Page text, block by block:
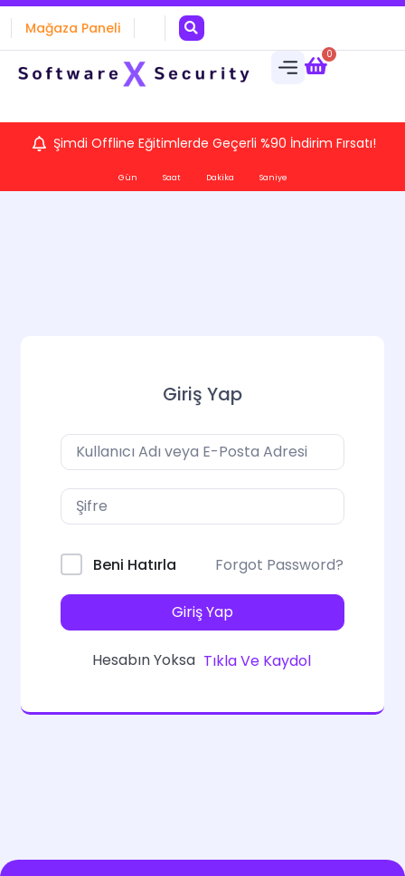
Mağaza Paneli
0
Şimdi Offline Eğitimlerde Geçerli %90 İndirim Fırsatı!
Gün Saat Dakika Saniye
Giriş Yap
Beni Hatırla Forgot Password?
Giriş Yap
Hesabın Yoksa Tıkla Ve Kaydol